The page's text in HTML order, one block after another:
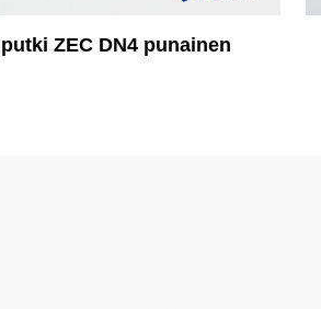
ZEC DN4 punainen